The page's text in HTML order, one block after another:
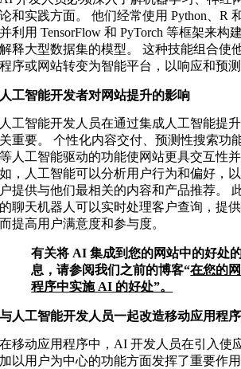
论和实践方面。 他们经常使用 Python、R
并利用 TensorFlow 和 PyTorch 等框架来构
解释大型数据集的模型。 这种技能组合使
程序或网站转变为智能平台，以响应和预测
人工智能开发者对网站提升的影响
人工智能开发人员在通过集成人工智能提
关重要。 个性化内容交付、预测性搜索功
等人工智能驱动的功能使网站更具交互性
如，人工智能可以分析用户行为和偏好，
户提供与他们最相关的内容和产品推荐。
的聊天机器人可以实时处理客户查询，提
而提高用户满意度和参与度。
有关将 AI 集成到您的网站中的好处
息，请参阅我们之前的博客“在您的
程序中实施 AI 的好处”。
与人工智能开发人员一起改造移动应用程序
在移动应用程序中，AI 开发人员在引入使
加以用户为中心的功能方面发挥了重要作